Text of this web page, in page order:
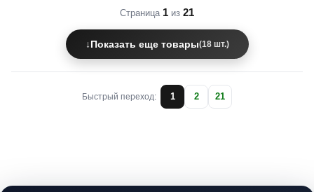
Страница 1 из 21
↓Показать еще товары(18 шт.)
Быстрый переход: 1 2 21